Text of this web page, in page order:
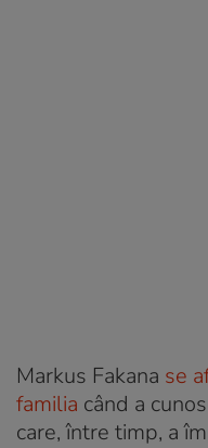
Markus Fakana se
familia când a
care, între timp, a